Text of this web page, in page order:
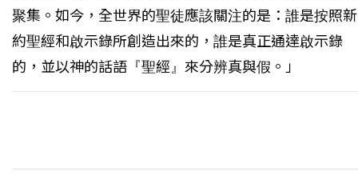
聚集。如今，全世界的聖徒應該關注的是：誰是按照新
約聖經和啟示錄所創造出來的，誰是真正通達啟示錄
的，並以神的話語『聖經』來分辨真與假。」